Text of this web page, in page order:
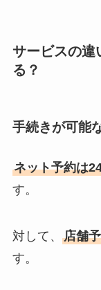
サービスの違
る？
手続きが可能
ネット予約は
す。
対して、 店舗
す。